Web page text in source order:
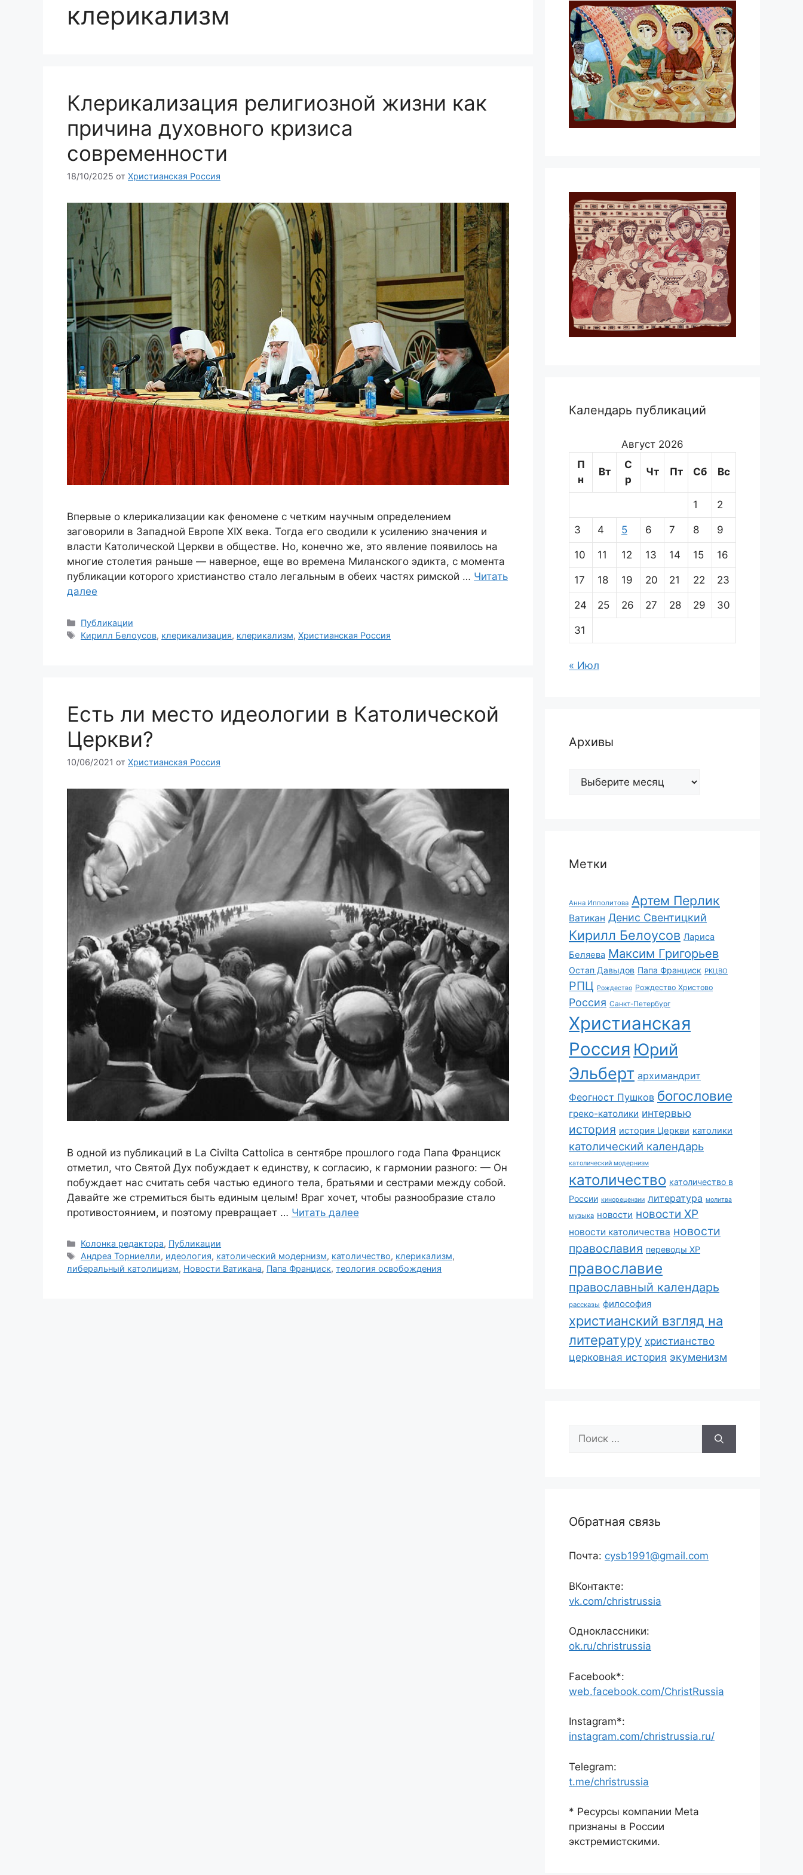
клерикализм
Клерикализация религиозной жизни как
причина духовного кризиса
современности
18/10/2025 от Христианская Россия
Впервые о клерикализации как феномене с четким научным определением
заговорили в Западной Европе XIX века. Тогда его сводили к усилению значения и
власти Католической Церкви в обществе. Но, конечно же, это явление появилось на
многие столетия раньше — наверное, еще во времена Миланского эдикта, с момента
публикации которого христианство стало легальным в обеих частях римской … Читать
далее
Рубрики
Публикации
Метки
Кирилл Белоусов, клерикализация, клерикализм,Христианская Россия
Есть ли место идеологии в Католической
Церкви?
10/06/2021 от Христианская Россия
В одной из публикаций в La Civilta Cattolica в сентябре прошлого года Папа Франциск
отметил, что Святой Дух побуждает к единству, к согласию, к гармонии разного: — Он
побуждает нас считать себя частью единого тела, братьями и сестрами между собой.
Давайте же стремиться быть единым целым! Враг хочет, чтобы разнообразие стало
противостоянием, и поэтому превращает … Читать далее
Рубрики
Колонка редактора, Публикации
Метки
Андреа Торниелли, идеология, католический модернизм, католичество, клерикализм,
либеральный католицизм, Новости Ватикана, Папа Франциск, теология освобождения
Календарь публикаций
Август 2026
П
н
Вт
С
р
Чт Пт Сб Вс
1 2
3 4 5 6 7 8 9
10 11 12 13 14 15 16
17 18 19 20 21 22 23
24 25 26 27 28 29 30
31
« Июл
Архивы
Архивы
Метки
Анна Ипполитова Артем Перлик
Ватикан Денис Свентицкий
Кирилл Белоусов Лариса
Беляева Максим Григорьев
Остап Давыдов Папа Франциск РКЦВО
РПЦ Рождество Рождество Христово
Россия Санкт-Петербург
Христианская
Россия Юрий
Эльберт архимандрит
Феогност Пушков богословие
греко-католики интервью
история история Церкви католики
католический календарь
католический модернизм
католичество католичество в
России кинорецензии литература молитва
музыка новости новости ХР
новости католичества новости
православия переводы ХР
православие
православный календарь
рассказы философия
христианский взгляд на
литературу христианство
церковная история экуменизм
Поиск:
Обратная связь
Почта: cysb1991@gmail.com
ВКонтакте:
vk.com/christrussia
Одноклассники:
ok.ru/christrussia
Facebook*:
web.facebook.com/ChristRussia
Instagram*:
instagram.com/christrussia.ru/
Telegram:
t.me/christrussia
* Ресурсы компании Meta
признаны в России
экстремистскими.